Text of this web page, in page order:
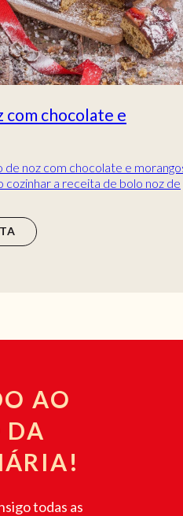
e
chocolate e morangos.
a receita de bolo noz de
AO
DA
todas as